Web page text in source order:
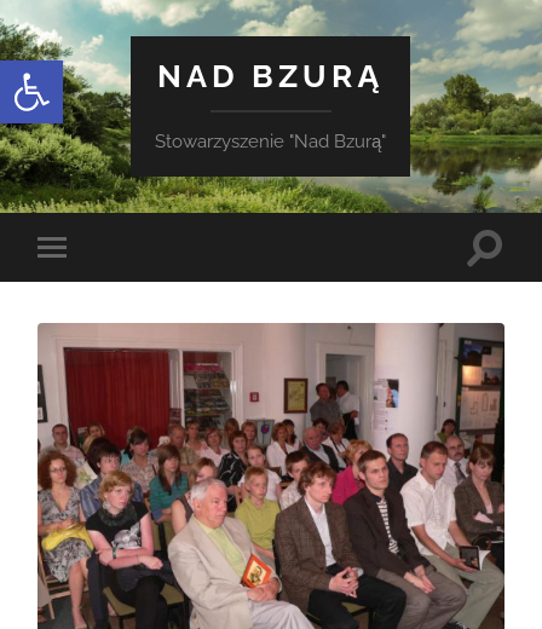
Otwórz pasek narzędzi
NAD BZURĄ
Stowarzyszenie "Nad Bzurą"
Toggle
mobile
Toggle